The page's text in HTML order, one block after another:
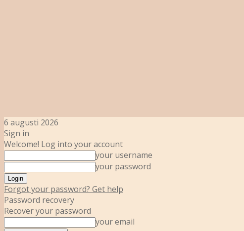
6 augusti 2026
Sign in
Welcome! Log into your account
your username
your password
Forgot your password? Get help
Password recovery
Recover your password
your email